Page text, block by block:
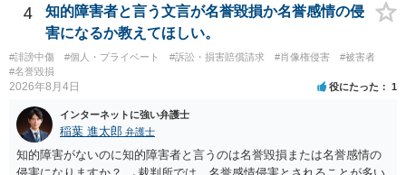
短いキャッチコピー、販売コンセプトなどは、通常、著作物には当た
りません。ただし、ロゴに独自の図形やイラスト等が含まれる場合に
は、その表現部分が著作物となる可能性があります。 また、人物写真
の著作権は撮影者に、肖像に関する権利は被写体本人に帰属します
（著作権法2条・17条）。 ウェブサイト全体に当然に著作権が生じる
等は別として、一般的なレイアウトや配色、依頼者から提供された素
材を希望に沿って配置した部分には、通常、著作物性は認められにく
いと考えられます。仮に具体的な画面構成の一部に創作性が認められ
ても、その権利は当該部分に限られ、ご相談者の写真や文章等を制作
4
知的障害者と言う文言が名誉毀損か名誉感情の侵
害になるか教えてほしい。
#誹謗中傷 #個人・プライベート #訴訟・損害賠償請求 #肖像権侵害
#被害者
#名誉毀損
2026年8月4日 役にたった 1
インターネットに強い弁護士
稲葉 進太郎 弁護士
知的障害がないのに知的障害者と言うのは名誉毀損または名誉感情の
侵害になりますか？ →裁判所では、名誉感情侵害とされることが多い